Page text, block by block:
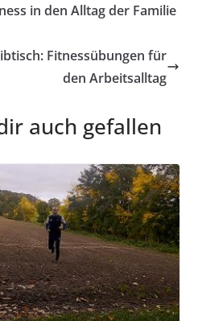
in den Alltag der Familie
Fitnessübungen für
den Arbeitsalltag
auch gefallen